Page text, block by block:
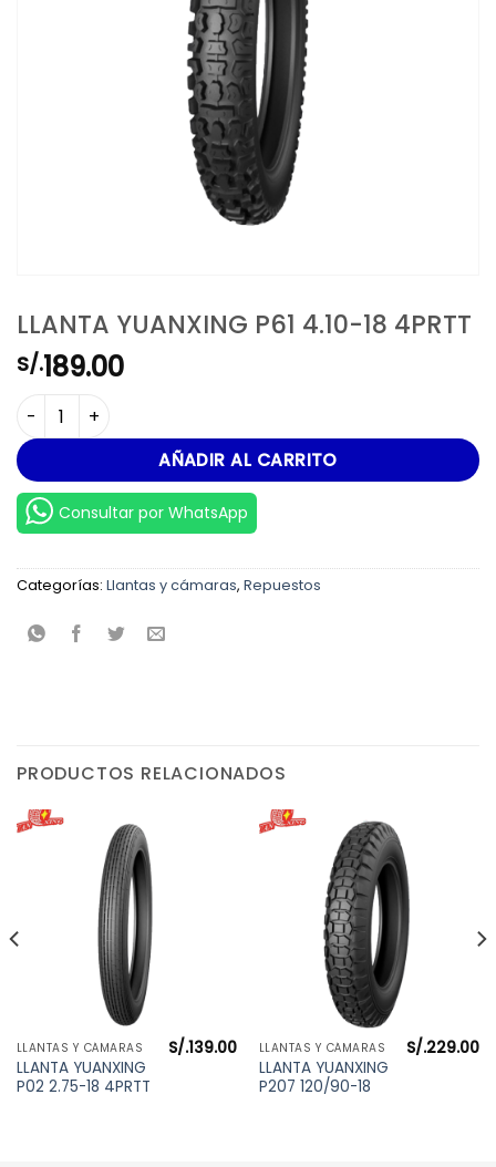
LLANTA YUANXING P61 4.10-18 4PRTT
S/.189.00
LLANTA YUANXING P61 4.10-18 4PRTT cantidad
AÑADIR AL CARRITO
Consultar por WhatsApp
Categorías: Llantas y cámaras, Repuestos
PRODUCTOS RELACIONADOS
LLANTAS Y CÁMARAS
LLANTA YUANXING
P02 2.75-18 4PRTT
S/.139.00 LLANTAS Y CÁMARAS
LLANTA YUANXING
P207 120/90-18
S/.229.00